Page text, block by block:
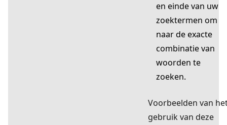
en einde van uw
zoektermen om
naar de exacte
combinatie van
woorden te
zoeken.
Voorbeelden van
gebruik van deze